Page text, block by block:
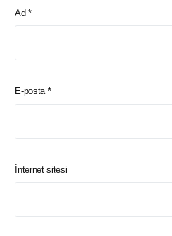
Ad*
E-posta *
İnternet sitesi